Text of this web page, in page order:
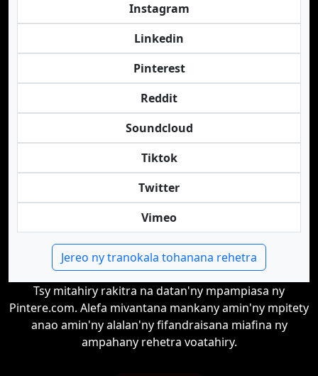
Instagram
Linkedin
Pinterest
Reddit
Soundcloud
Tiktok
Twitter
Vimeo
Jereo ny tranokala tohanana rehetra
Tsy mitahiry rakitra na datan'ny mpampiasa ny
Pintere.com. Alefa mivantana mankany amin'ny mpitety
anao amin'ny alalan'ny fifandraisana miafina ny
ampahany rehetra voatahiry.